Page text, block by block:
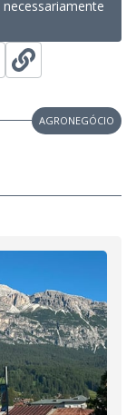
necessariamente
AGRONEGÓCIO